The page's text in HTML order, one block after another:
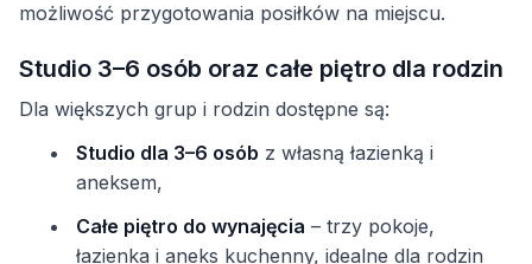
możliwość przygotowania posiłków na miejscu.
Studio 3–6 osób oraz całe piętro dla rodzin
Dla większych grup i rodzin dostępne są:
Studio dla 3–6 osób z własną łazienką i
aneksem,
Całe piętro do wynajęcia – trzy pokoje,
łazienka i aneks kuchenny, idealne dla rodzin